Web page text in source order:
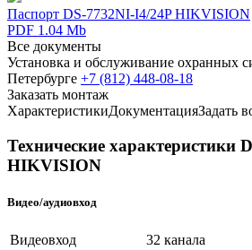
Паспорт DS-7732NI-I4/24P HIKVISION
PDF 1.04 Mb
Все документы
Установка и обслуживание охранных
Петербурге +7 (812) 448-08-18
Заказать монтаж
ХарактеристикиДокументацияЗадать
Технические характеристики
HIKVISION
Видео/аудиовход
Видеовход
32 канала